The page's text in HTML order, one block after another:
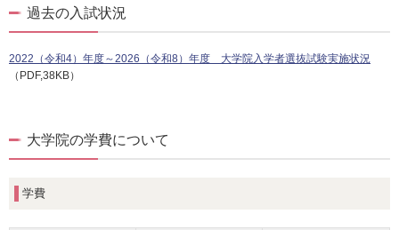
過去の入試状況
2022（令和4）年度～2026（令和8）年度 大学院入学者選抜試験実施状況
（PDF,38KB）
大学院の学費について
学費